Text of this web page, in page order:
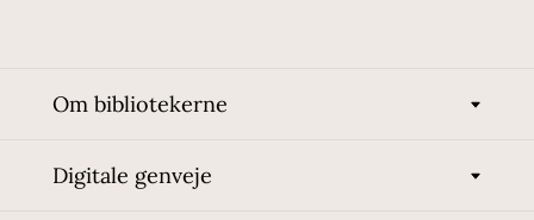
Om bibliotekerne
Digitale genveje